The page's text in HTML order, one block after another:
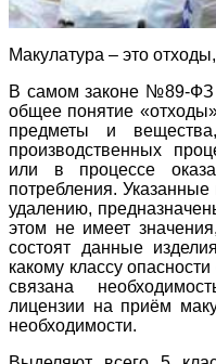
Макулатура – это
В самом законе №89-ФЗ
общее понятие
предметы и
производственных
или в процессе
потребления.
удалению,
этом не имеет
состоят данные
какому классу
связана
лицензии на приём
необходимости.